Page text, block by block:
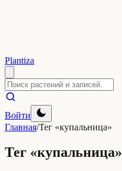
Plantiza
Войти
Главная/Тег «купальница»
Тег «купальница»